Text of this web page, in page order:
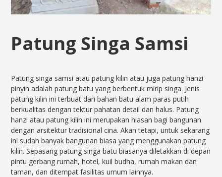
Patung Singa Samsi
Patung singa samsi atau patung kilin atau juga patung hanzi
pinyin adalah patung batu yang berbentuk mirip singa. Jenis
patung kilin ini terbuat dari bahan batu alam paras putih
berkualitas dengan tektur pahatan detail dan halus. Patung
hanzi atau patung kilin ini merupakan hiasan bagi bangunan
dengan arsitektur tradisional cina. Akan tetapi, untuk sekarang
ini sudah banyak bangunan biasa yang menggunakan patung
kilin. Sepasang patung singa batu biasanya diletakkan di depan
pintu gerbang rumah, hotel, kuil budha, rumah makan dan
taman, dan ditempat fasilitas umum lainnya.